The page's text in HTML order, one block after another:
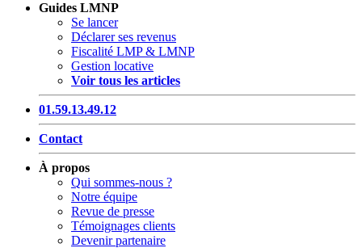
Guides LMNP
Se lancer
Déclarer ses revenus
Fiscalité LMP & LMNP
Gestion locative
Voir tous les articles
01.59.13.49.12
Contact
À propos
Qui sommes-nous ?
Notre équipe
Revue de presse
Témoignages clients
Devenir partenaire